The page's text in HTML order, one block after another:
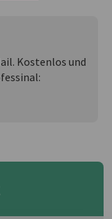
Kostenlos und